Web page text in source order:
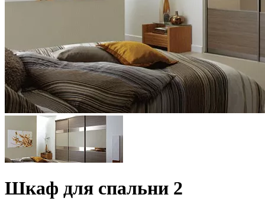
Шкаф для спальни 2